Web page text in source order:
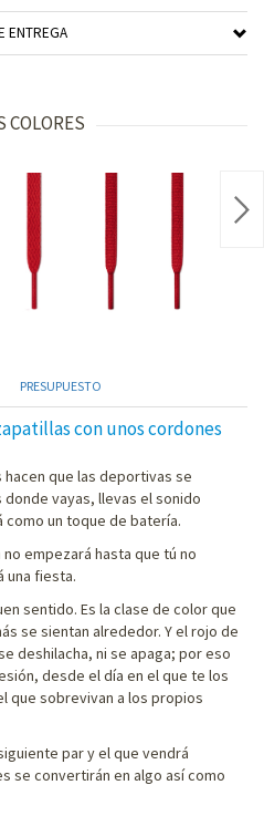
ENTREGA
COLORES
PRESUPUESTO
con unos cordones
que las deportivas se
vayas, llevas el sonido
como un toque de batería.
empezará hasta que tú no
una fiesta.
sentido. Es la clase de color que
se sientan alrededor. Y el rojo de
deshilacha, ni se apaga; por eso
desde el día en el que te los
que sobrevivan a los propios
par y el que vendrá
se convertirán en algo así como